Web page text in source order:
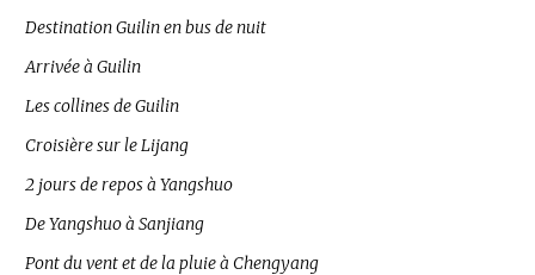
Destination Guilin en bus de nuit
Arrivée à Guilin
Les collines de Guilin
Croisière sur le Lijang
2 jours de repos à Yangshuo
De Yangshuo à Sanjiang
Pont du vent et de la pluie à Chengyang